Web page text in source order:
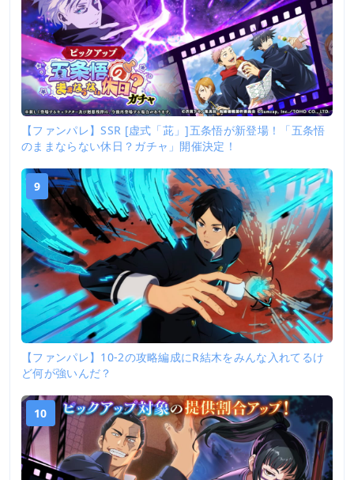
【ファンパレ】SSR [虚式「茈」]五条悟が新登場！「五条悟
のままならない休日？ガチャ」開催決定！
9
【ファンパレ】10-2の攻略編成にR結木をみんな入れてるけ
ど何が強いんだ？
10